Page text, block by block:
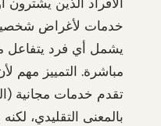
خدمات لأغراض
يشمل أي فرد يتفاعل
مباشرة. التمييز مهم
تقدم خدمات مجانية
بالمعنى التقليدي،